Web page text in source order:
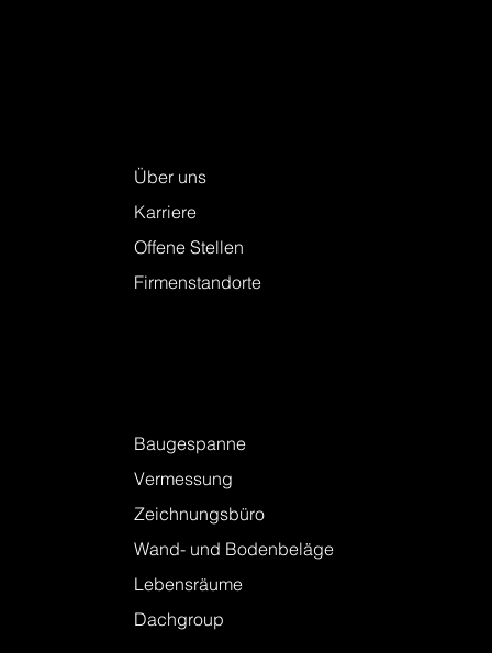
Über uns
Karriere
Offene Stellen
Firmenstandorte
Baugespanne
Vermessung
Zeichnungsbüro
Wand- und Bodenbeläge
Lebensräume
Dachgroup